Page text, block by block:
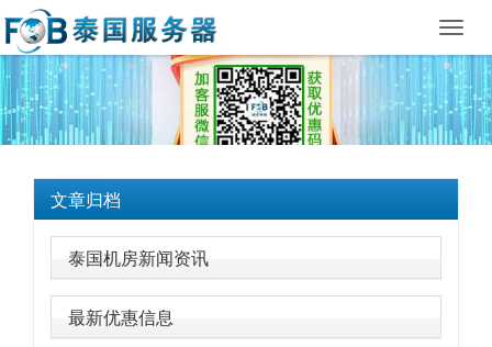
文章归档
泰国机房新闻资讯
最新优惠信息